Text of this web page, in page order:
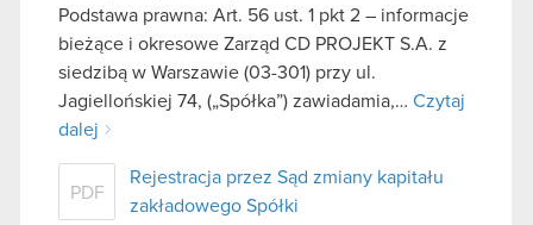
Podstawa prawna: Art. 56 ust. 1 pkt 2 – informacje
bieżące i okresowe Zarząd CD PROJEKT S.A. z
siedzibą w Warszawie (03-301) przy ul.
Jagiellońskiej 74, („Spółka”) zawiadamia,… Czytaj
dalej
PDF
Rejestracja przez Sąd zmiany kapitału
zakładowego Spółki